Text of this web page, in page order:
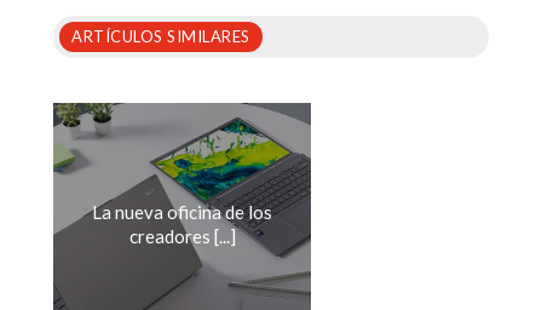
ARTÍCULOS SIMILARES
La nueva oficina de los
creadores [...]